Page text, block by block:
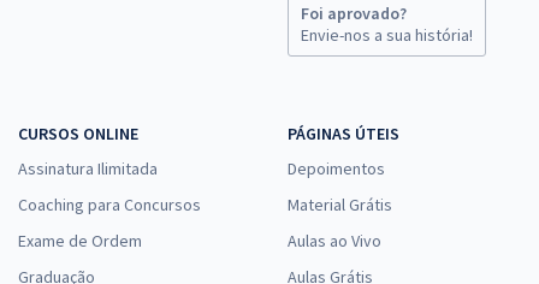
Foi aprovado?
Envie-nos a sua história!
CURSOS ONLINE
Assinatura Ilimitada
Coaching para Concursos
Exame de Ordem
Graduação
PÁGINAS ÚTEIS
Depoimentos
Material Grátis
Aulas ao Vivo
Aulas Grátis